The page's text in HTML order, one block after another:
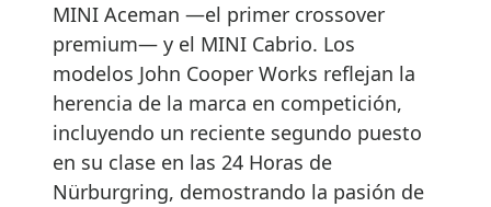
MINI Aceman —el primer crossover
premium— y el MINI Cabrio. Los
modelos John Cooper Works reflejan la
herencia de la marca en competición,
incluyendo un reciente segundo puesto
en su clase en las 24 Horas de
Nürburgring, demostrando la pasión de